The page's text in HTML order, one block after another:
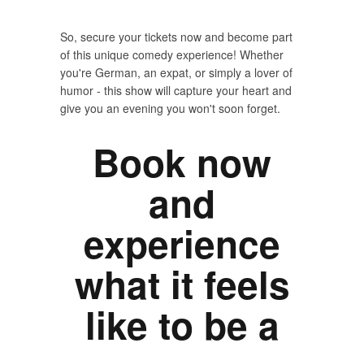
So, secure your tickets now and become part
of this unique comedy experience! Whether
you're German, an expat, or simply a lover of
humor - this show will capture your heart and
give you an evening you won't soon forget.
Book now
and
experience
what it feels
like to be a